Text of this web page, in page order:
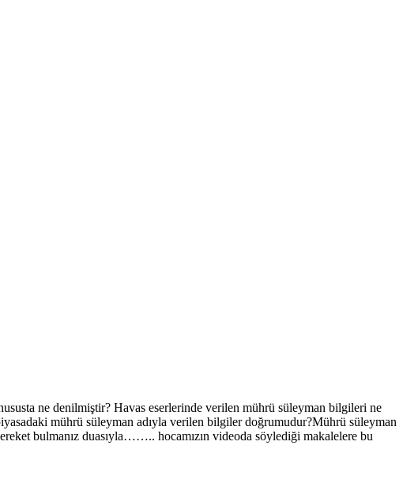
ne denilmiştir? Havas eserlerinde verilen mührü süleyman bilgileri ne
mührü süleyman adıyla verilen bilgiler doğrumudur?Mührü süleyman
bulmanız duasıyla…….. hocamızın videoda söylediği makalelere bu